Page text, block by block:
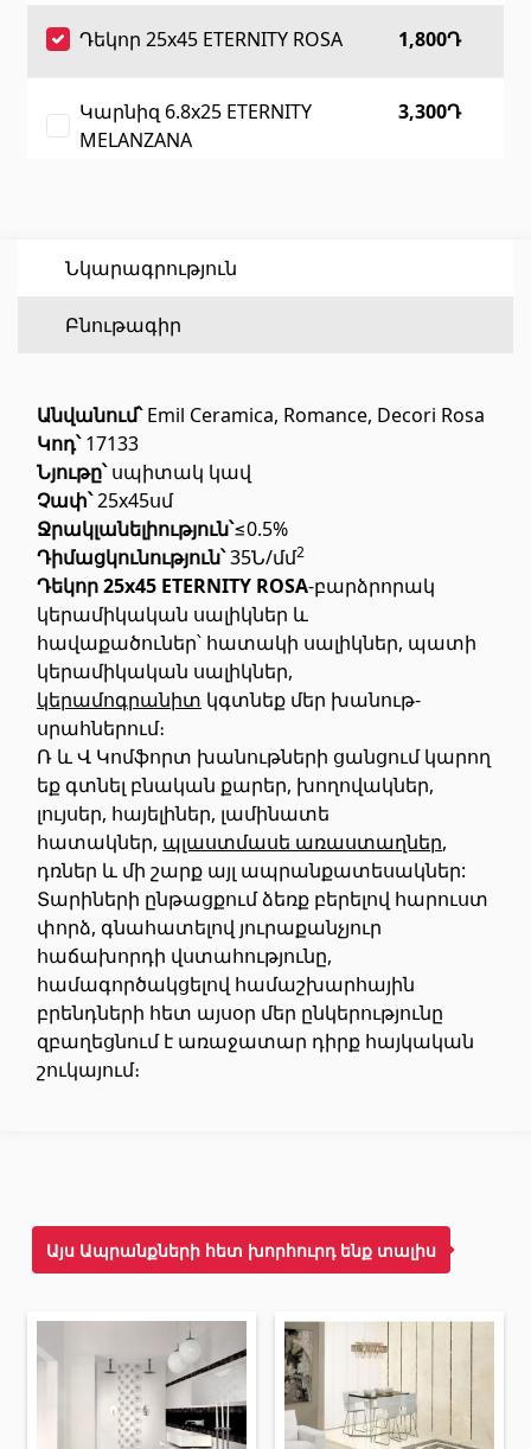
Բամբուկե հատակներ(3)
Բոլորը
Օդափոխվող համակարգեր
Ալյումինե բազմաշերտ թերթեր
Առաստաղներ
Կախովի առաստաղներ և պրոֆիլներ
Պլաստմասե առաստաղներ
Լուսարձակներ և լամպեր(28)
Գիպս-ստվարաթուղթ KNAUF
Գիպսստվարաթղթե սալեր
(8)
Պրոֆիլներ(34)
Ժապավեններ և պտուտակներ
Շինարարական և սպասարկման
տեխնիկաներ
Վերամբարձ տեխնիկա(32)
Մեքենաներ (5)
Գործիքներ
Սոսինձ(3)
(15)
Լողավազանի պարագաներ
Դեկոր 25x45 ETERNITY ROSA 1,800Դ
Կարնիզ 6.8x25 ETERNITY
MELANZANA
3,300Դ
VIOLA
Նկարագրություն
Բնութագիր
Անվանում՝Emil Ceramica, Romance, Decori Rosa
Կոդ՝17133
Նյութը՝սպիտակ կավ
Չափ՝25x45սմ
Ջրակլանելիություն՝≤0.5%
Դիմացկունություն՝35Ն/մմ2
Դեկոր 25x45 ETERNITY ROSA-բարձրորակ
կերամիկական սալիկներ և
հավաքածուներ՝ հատակի սալիկներ, պատի
կերամիկական սալիկներ,
կերամոգրանիտ կգտնեք մեր խանութ-
սրահներում։
Ռ և Վ Կոմֆորտ խանութների ցանցում կարող
եք գտնել բնական քարեր, խողովակներ,
լույսեր, հայելիներ, լամինատե
հատակներ, պլաստմասե առաստաղներ,
դռներ և մի շարք այլ ապրանքատեսակներ:
Տարիների ընթացքում ձեռք բերելով հարուստ
փորձ, գնահատելով յուրաքանչյուր
հաճախորդի վստահությունը,
համագործակցելով համաշխարհային
բրենդների հետ այսօր մեր ընկերությունը
զբաղեցնում է առաջատար դիրք հայկական
շուկայում։
Այս Ապրանքների հետ խորհուրդ ենք տալիս